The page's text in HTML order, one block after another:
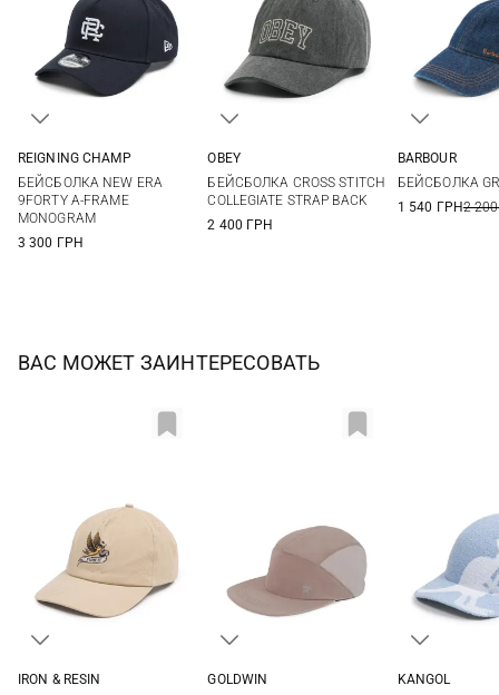
REIGNING CHAMP
БЕЙСБОЛКА NEW ERA
9FORTY A-FRAME
MONOGRAM
3 300 ГРН
OBEY
БЕЙСБОЛКА CROSS STITCH
COLLEGIATE STRAP BACK
2 400 ГРН
BARBOUR
БЕЙСБОЛКА
1 540 ГРН2
ВАС МОЖЕТ ЗАИНТЕРЕСОВАТЬ
IRON & RESIN
GOLDWIN
KANGOL